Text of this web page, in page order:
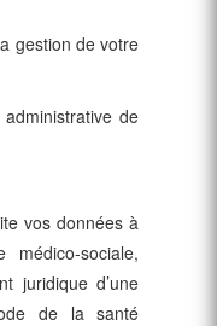
gestion de votre
de
vos données à
sociale,
juridique d’une
de la santé